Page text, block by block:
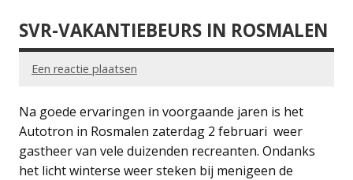
SVR-VAKANTIEBEURS IN ROSMALEN
Een reactie plaatsen
Na goede ervaringen in voorgaande jaren is het
Autotron in Rosmalen zaterdag 2 februari weer
gastheer van vele duizenden recreanten. Ondanks
het licht winterse weer steken bij menigeen de